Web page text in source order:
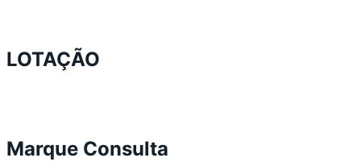
LOTAÇÃO
Marque Consulta